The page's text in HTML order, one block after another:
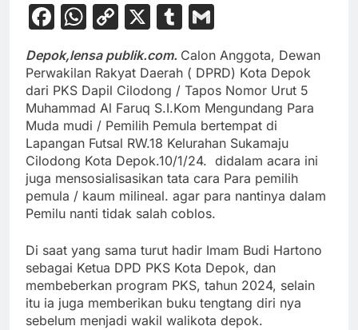
Facebook
WhatsApp
Copy
Link
X Tumblr
Depok,lensa publik.com. Calon Anggota, Dewan
Perwakilan Rakyat Daerah ( DPRD) Kota Depok
dari PKS Dapil Cilodong / Tapos Nomor Urut 5
Muhammad Al Faruq S.I.Kom Mengundang Para
Muda mudi / Pemilih Pemula bertempat di
Lapangan Futsal RW.18 Kelurahan Sukamaju
Cilodong Kota Depok.10/1/24. didalam acara ini
juga mensosialisasikan tata cara Para pemilih
pemula / kaum milineal. agar para nantinya dalam
Pemilu nanti tidak salah coblos.
Di saat yang sama turut hadir Imam Budi Hartono
sebagai Ketua DPD PKS Kota Depok, dan
membeberkan program PKS, tahun 2024, selain
itu ia juga memberikan buku tengtang diri nya
sebelum menjadi wakil walikota depok.